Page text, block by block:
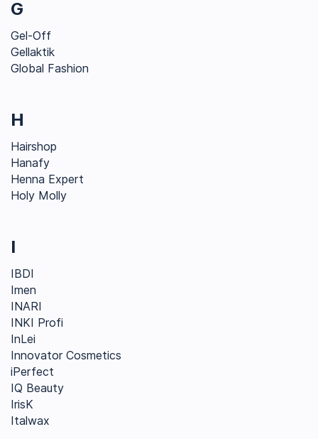
G
Gel-Off
Gellaktik
Global Fashion
H
Hairshop
Hanafy
Henna Expert
Holy Molly
I
IBDI
Imen
INARI
INKI Profi
InLei
Innovator Cosmetics
iPerfect
IQ Beauty
IrisK
Italwax